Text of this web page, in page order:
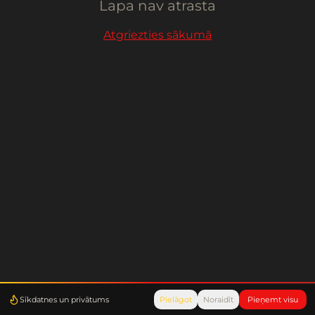
Sīkdatnes un privātums Pielāgot Noraidīt Pieņemt visu
Lapa nav atrasta
Atgriezties sākumā